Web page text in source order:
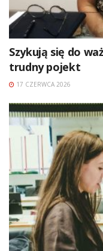
Szykują się do
trudny pojekt
17 CZERWCA 2026